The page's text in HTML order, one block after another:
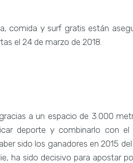
comida y surf gratis están
el 24 de marzo de 2018.
a un espacio de 3.000
deporte y combinarlo con el
sido los ganadores en 2015
ha sido decisivo para apostar